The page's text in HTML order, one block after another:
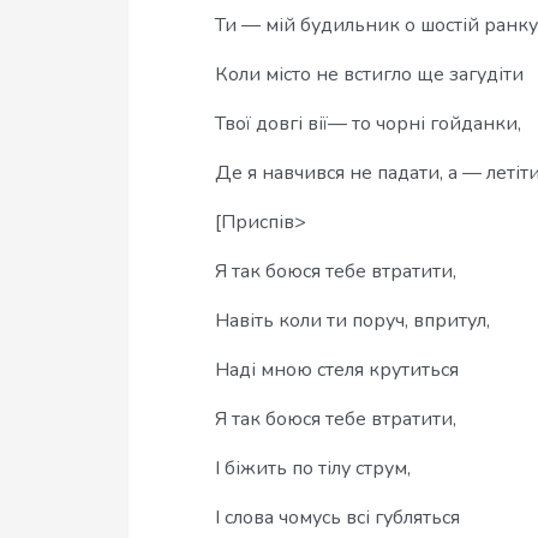
Ти — мій будильник о шостій
Коли місто не встигло ще загудіти
Твої довгі вії— то чорні гойданки,
Де я навчився не падати, а —
[Приспів>
Я так боюся тебе втратити,
Навіть коли ти поруч, впритул,
Наді мною стеля крутиться
Я так боюся тебе втратити,
І біжить по тілу струм,
І слова чомусь всі губляться